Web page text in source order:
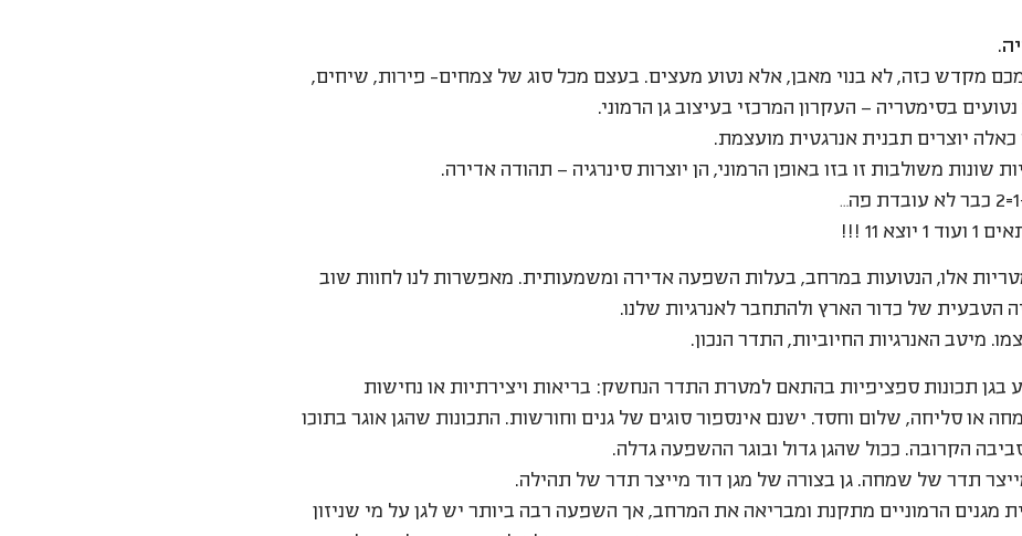
מקדש כזה, לא בנוי מאבן, אלא נטוע מעצים. בעצם מכל סוג של צמחים- פירות, שיחים,
בסימטריה – העקרון המרכזי בעיצוב גן הרמוני.
כאלה יוצרים תבנית אנרגטית מועצמת.
שונות משולבות זו בזו באופן הרמוני, הן יוצרות סינרגיה – תהודה אדירה.
11 !!!
אלו, הנטועות במרחב, בעלות השפעה אדירה ומשמעותית. מאפשרות לנו לחוות שוב
הטבעית של כדור הארץ ולהתחבר לאנרגיות שלנו.
מיטב האנרגיות החיוביות, התדר הנכון.
בגן תכונות ספציפיות בהתאם למטרת התדר הנחשק: בריאות ויצירתיות או נחישות
או סליחה, שלום וחסד. ישנם אינספור סוגים של גנים וחורשות. התכונות שהגן אוגר בתוכו
הקרובה. ככול שהגן גדול ובוגר ההשפעה גדלה.
תדר של שמחה. גן בצורה של מגן דוד מייצר תדר של תהילה.
מגנים הרמוניים מתקנת ומבריאה את המרחב, אך השפעה רבה ביותר יש לגן על מי שניזון